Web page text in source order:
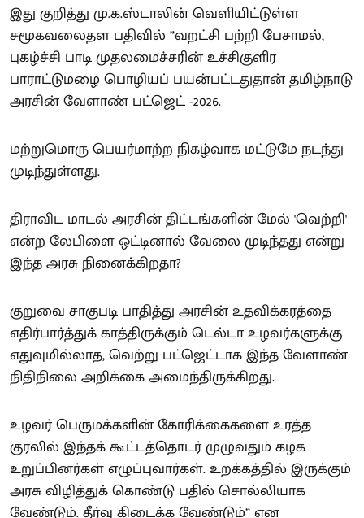
இது குறித்து மு.க.ஸ்டாலின் வெளியிட்டுள்ள
சமூகவலைதள பதிவில் ”வறட்சி பற்றி பேசாமல்,
புகழ்ச்சி பாடி முதலமைச்சரின் உச்சிகுளிர
பாராட்டுமழை பொழியப் பயன்பட்டதுதான் தமிழ்நாடு
அரசின் வேளாண் பட்ஜெட் -2026.
மற்றுமொரு பெயர்மாற்ற நிகழ்வாக மட்டுமே நடந்து
முடிந்துள்ளது.
திராவிட மாடல் அரசின் திட்டங்களின் மேல் 'வெற்றி'
என்ற லேபிளை ஒட்டினால் வேலை முடிந்தது என்று
இந்த அரசு நினைக்கிறதா?
குறுவை சாகுபடி பாதித்து அரசின் உதவிக்கரத்தை
எதிர்பார்த்துக் காத்திருக்கும் டெல்டா உழவர்களுக்கு
எதுவுமில்லாத, வெற்று பட்ஜெட்டாக இந்த வேளாண்
நிதிநிலை அறிக்கை அமைந்திருக்கிறது.
உழவர் பெருமக்களின் கோரிக்கைகளை உரத்த
குரலில் இந்தக் கூட்டத்தொடர் முழுவதும் கழக
உறுப்பினர்கள் எழுப்புவார்கள். உறக்கத்தில் இருக்கும்
அரசு விழித்துக் கொண்டு பதில் சொல்லியாக
வேண்டும். தீர்வு கிடைக்க வேண்டும்” என